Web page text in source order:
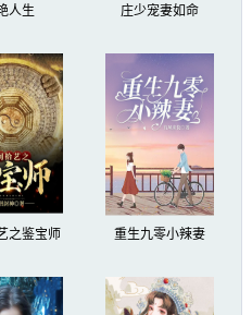
人生 庄少宠妻如命
之鉴宝师 重生九零小辣妻